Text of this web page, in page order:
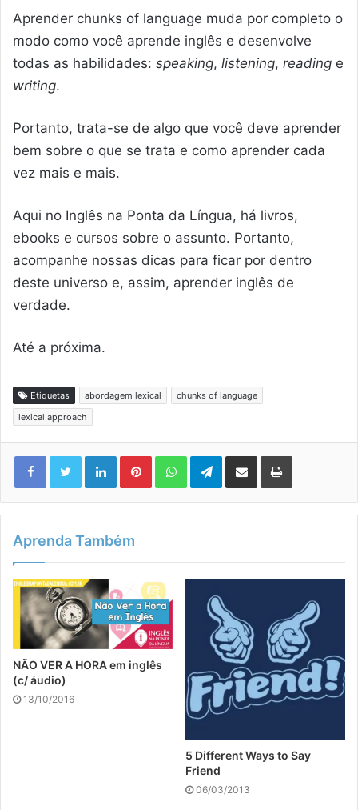
Aprender chunks of language muda por completo o
modo como você aprende inglês e desenvolve
todas as habilidades: speaking, listening, reading e
writing.
Portanto, trata-se de algo que você deve aprender
bem sobre o que se trata e como aprender cada
vez mais e mais.
Aqui no Inglês na Ponta da Língua, há livros,
ebooks e cursos sobre o assunto. Portanto,
acompanhe nossas dicas para ficar por dentro
deste universo e, assim, aprender inglês de
verdade.
Até a próxima.
Etiquetas abordagem lexical
chunks of language
lexical approach
LinkedinPinterestWhatsAppTelegram
Compartilhar via e-mail Imprimir
Aprenda Também
NÃO VER A HORA em inglês
(c/ áudio)
13/10/2016
5 Different Ways to Say
Friend
06/03/2013